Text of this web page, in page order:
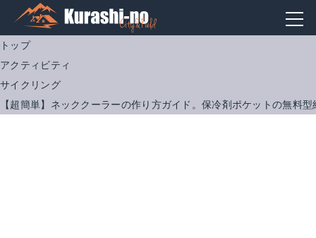
トップ
アクティビティ
サイクリング
【超簡単】ネッククーラーの作り方ガイド。保冷剤ポケットの無料